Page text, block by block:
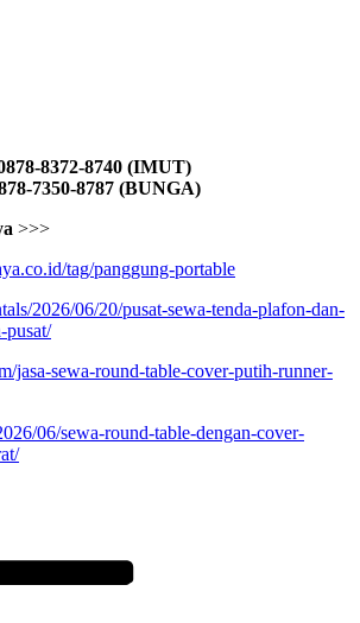
8372-8740 (IMUT)
7350-8787 (BUNGA)
>>>
tag/panggung-portable
2026/06/20/pusat-sewa-tenda-plafon-dan-
pusat/
jasa-sewa-round-table-cover-putih-runner-
06/sewa-round-table-dengan-cover-